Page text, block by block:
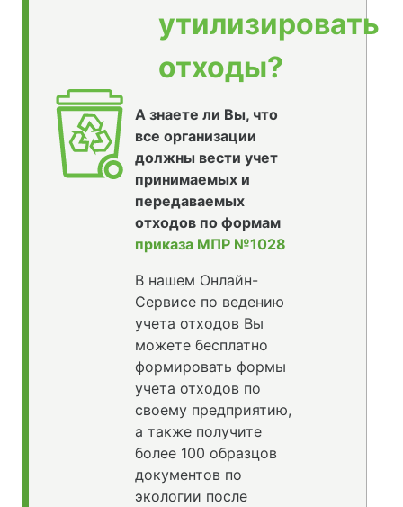
утилизировать
отходы?
А знаете ли Вы, что
все организации
должны вести учет
принимаемых и
передаваемых
отходов по формам
приказа МПР №1028
В нашем Онлайн-
Сервисе по ведению
учета отходов Вы
можете бесплатно
формировать формы
учета отходов по
своему предприятию,
а также получите
более 100 образцов
документов по
экологии после